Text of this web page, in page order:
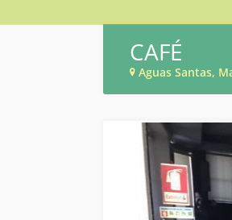
CAFÉ
Aguas Santas,